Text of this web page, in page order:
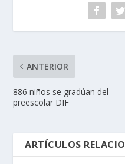
ANTERIOR
886 niños se gradúan del
preescolar DIF
ARTÍCULOS